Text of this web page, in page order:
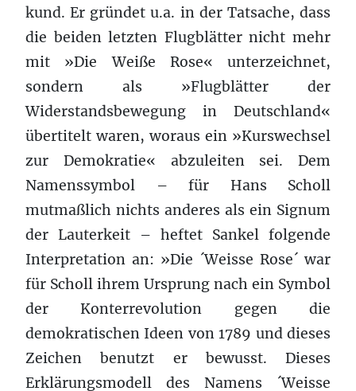
kund. Er gründet u.a. in der Tatsache, dass
die beiden letzten Flugblätter nicht mehr
mit »Die Weiße Rose« unterzeichnet,
sondern als »Flugblätter der
Widerstandsbewegung in Deutschland«
übertitelt waren, woraus ein »Kurswechsel
zur Demokratie« abzuleiten sei. Dem
Namenssymbol – für Hans Scholl
mutmaßlich nichts anderes als ein Signum
der Lauterkeit – heftet Sankel folgende
Interpretation an: »Die ´Weisse Rose´ war
für Scholl ihrem Ursprung nach ein Symbol
der Konterrevolution gegen die
demokratischen Ideen von 1789 und dieses
Zeichen benutzt er bewusst. Dieses
Erklärungsmodell des Namens ´Weisse